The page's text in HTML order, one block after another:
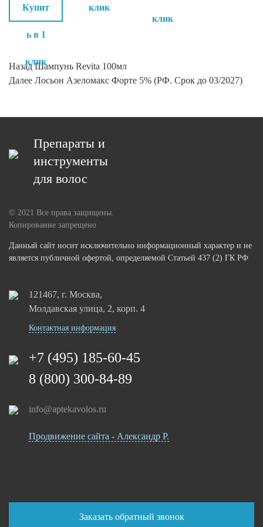
Купит
ь в 1
клик
клик
клик
Навигация
по
Назад Предыдущая
запись:
Шампунь Revita 100мл
Далее Следующая
Лосьон Азеломакс Форте 5% (РФ. Срок до 03/2027)
Препараты и
инструменты
для волос
© 2021 Все права защищены.
Копирование запрещено
Данный сайт носит исключительно информационный характер и не
является публичной офертой, определяемой Статьей 437 (2) ГК РФ
121467, г. Москва,
Молдавская улица, 2, корп. 4
Контактная информация
+7 (495) 185-60-45
8 (800) 300-84-89
info@aptekavolos.ru
Продвижение сайта - Александр Р.
Заказать обратный звонок